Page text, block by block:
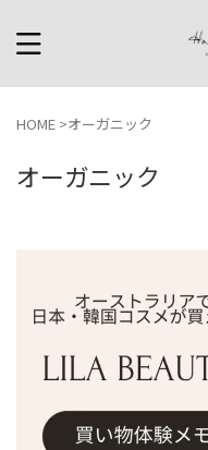
HOME >オーガニック
オーガニック